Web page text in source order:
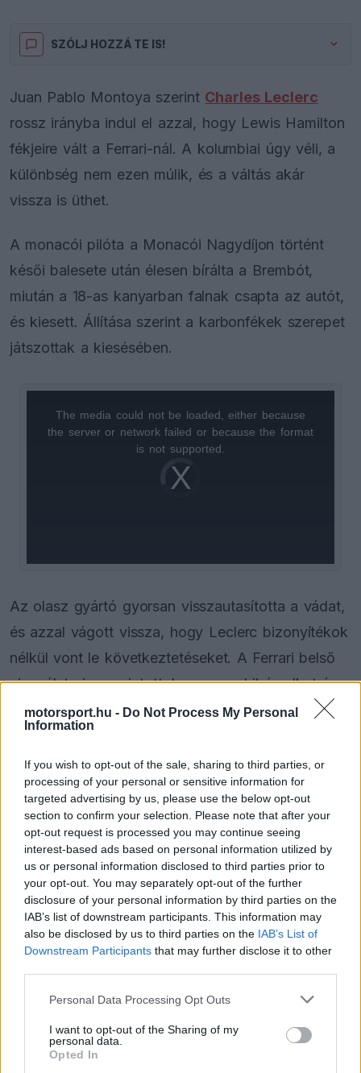
motorsport.hu - Do Not Process My Personal
Information
If you wish to opt-out of the sale, sharing to third parties, or
processing of your personal or sensitive information for
targeted advertising by us, please use the below opt-out
section to confirm your selection. Please note that after your
opt-out request is processed you may continue seeing
interest-based ads based on personal information utilized by
us or personal information disclosed to third parties prior to
your opt-out. You may separately opt-out of the further
disclosure of your personal information by third parties on the
IAB’s list of downstream participants. This information may
also be disclosed by us to third parties on the IAB’s List of
Downstream Participants that may further disclose it to other
Please note that this website/app uses one or more Google
not limited to your visit or usage behaviour. You may click to
grant or deny consent to Google and its third-party tags to
use your data for below specified purposes in below Google
Personal Data Processing Opt Outs
I want to opt-out of the Sharing of my
personal data.
Opted In
SZÓLJ HOZZÁ TE IS!
Juan Pablo Montoya szerint Charles Leclerc
rossz irányba indul el azzal, hogy Lewis Hamilton
fékjeire vált a Ferrari-nál. A kolumbiai úgy véli, a
különbség nem ezen múlik, és a váltás akár
vissza is üthet.
A monacói pilóta a Monacói Nagydíjon történt
késői balesete után élesen bírálta a Brembót,
miután a 18-as kanyarban falnak csapta az autót,
és kiesett. Állítása szerint a karbonfékek szerepet
játszottak a kiesésében.
Video
Player
loading.
The media could not be loaded, either because
the server or network failed or because the format
is not supported.
Az olasz gyártó gyorsan visszautasította a vádat,
és azzal vágott vissza, hogy Leclerc bizonyítékok
nélkül vont le következtetéseket. A Ferrari belső
vizsgálata is arra jutott, hogy nem hibás alkatrész
okozta a balesetet, hanem az, hogy a biztonsági
autós újraindítás előtt nem sikerült megfelelő
hőmérsékletre hozni a fékeket.
EZEKET IS AJÁNLJUK
Óriási átalakulás a Ferrarinál,
miközben baljós árnyak vetülnek a
Holland Nagydíjra
FORMA-1
Kimi Räikkönen, akinek több
nyernie a McLarennel